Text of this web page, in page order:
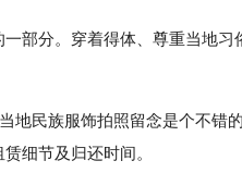
部分。穿着得体、尊重当地习
民族服饰拍照留念是个不错
细节及归还时间。